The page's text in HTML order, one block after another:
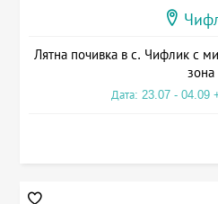
Лятна почивка в с. Чифлик с
зона
Дата: 23.07 - 04.09